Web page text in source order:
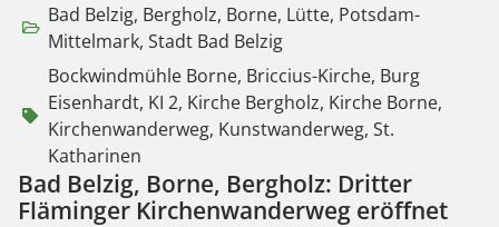
Bad Belzig, Bergholz, Borne, Lütte, Potsdam-
Mittelmark, Stadt Bad Belzig
Bockwindmühle Borne, Briccius-Kirche, Burg
Eisenhardt, KI 2, Kirche Bergholz, Kirche Borne,
Kirchenwanderweg, Kunstwanderweg, St.
Katharinen
Bad Belzig, Borne, Bergholz: Dritter
Fläminger Kirchenwanderweg eröffnet